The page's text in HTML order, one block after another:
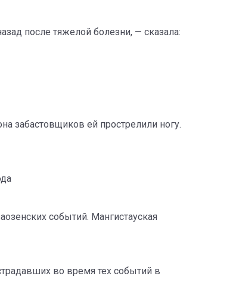
после тяжелой болезни, — сказала:
забастовщиков ей прострелили ногу.
событий. Мангистауская
во время тех событий в